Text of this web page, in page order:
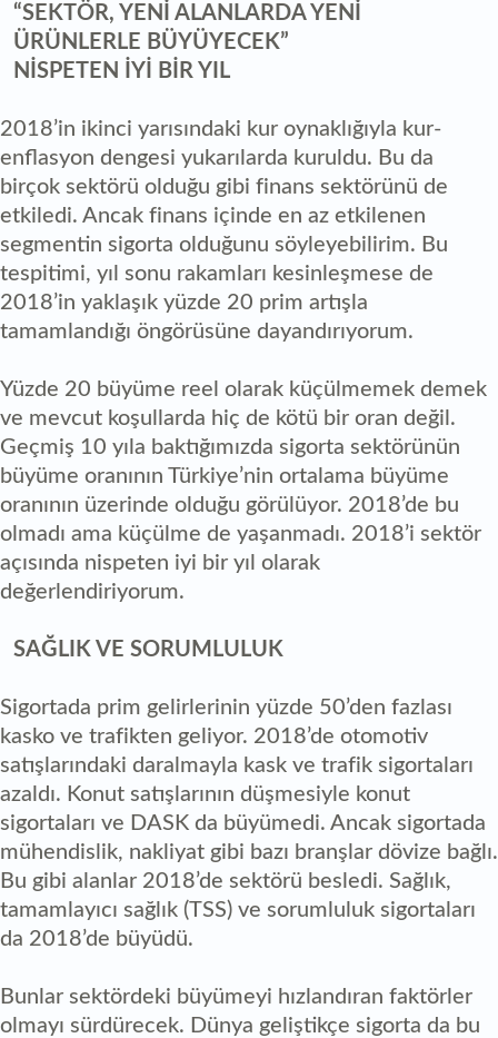
“SEKTÖR, YENİ ALANLARDA YENİ
ÜRÜNLERLE BÜYÜYECEK”
NİSPETEN İYİ BİR YIL
2018’in ikinci yarısındaki kur oynaklığıyla kur-
enflasyon dengesi yukarılarda kuruldu. Bu da
birçok sektörü olduğu gibi finans sektörünü de
etkiledi. Ancak finans içinde en az etkilenen
segmentin sigorta olduğunu söyleyebilirim. Bu
tespitimi, yıl sonu rakamları kesinleşmese de
2018’in yaklaşık yüzde 20 prim artışla
tamamlandığı öngörüsüne dayandırıyorum.
Yüzde 20 büyüme reel olarak küçülmemek demek
ve mevcut koşullarda hiç de kötü bir oran değil.
Geçmiş 10 yıla baktığımızda sigorta sektörünün
büyüme oranının Türkiye’nin ortalama büyüme
oranının üzerinde olduğu görülüyor. 2018’de bu
olmadı ama küçülme de yaşanmadı. 2018’i sektör
açısında nispeten iyi bir yıl olarak
değerlendiriyorum.
SAĞLIK VE SORUMLULUK
Sigortada prim gelirlerinin yüzde 50’den fazlası
kasko ve trafikten geliyor. 2018’de otomotiv
satışlarındaki daralmayla kask ve trafik sigortaları
azaldı. Konut satışlarının düşmesiyle konut
sigortaları ve DASK da büyümedi. Ancak sigortada
mühendislik, nakliyat gibi bazı branşlar dövize bağlı.
Bu gibi alanlar 2018’de sektörü besledi. Sağlık,
tamamlayıcı sağlık (TSS) ve sorumluluk sigortaları
da 2018’de büyüdü.
Bunlar sektördeki büyümeyi hızlandıran faktörler
olmayı sürdürecek. Dünya geliştikçe sigorta da bu